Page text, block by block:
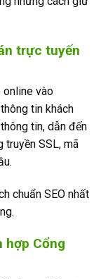
trực tuyến
online vào
tin khách
tin, dẫn đến
truyền SSL, mã
chuẩn SEO nhất
hợp Cổng